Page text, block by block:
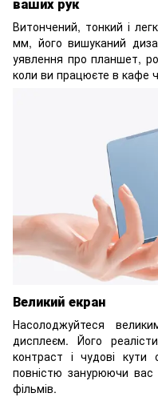
Витончений, тонкий і
мм, його вишуканий
уявлення про планшет,
коли ви працюєте в кафе
Великий екран
Насолоджуйтеся
дисплеєм. Його
контраст і чудові
повністю занурюючи вас
фільмів.